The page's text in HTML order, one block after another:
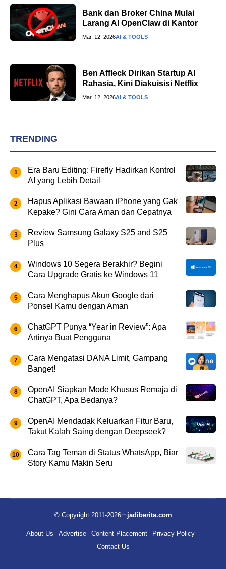
Bank dan Broker China Mulai
Larang AI OpenClaw di Kantor
Mar. 12, 2026AI & TOOLS
Ben Affleck Dirikan Startup AI
Rahasia, Kini Diakuisisi Netflix
Mar. 12, 2026AI & TOOLS
TRENDING
Era Baru Editing: Firefly Hadirkan Kontrol
AI yang Lebih Detail
Hapus Aplikasi Bawaan iPhone yang Gak
Kepake? Gini Cara Aman dan Cepatnya
Review Samsung Galaxy S25 and S25
Plus
Windows 10 Segera Berakhir? Begini
Cara Upgrade Gratis ke Windows 11
Cara Menghapus Akun Google dari
Ponsel Kamu dengan Aman
ChatGPT Punya “Year in Review”: Apa
Artinya Buat Pengguna
Cara Mengatasi DANA Limit, Gampang
Banget!
OpenAI Siapkan Mode Khusus Remaja di
ChatGPT, Apa Bedanya?
OpenAI Mendadak Keluarkan Fitur Baru,
Takut Kalah Saing dengan Deepseek?
Cara Tag Teman di Status WhatsApp, Biar
Story Kamu Makin Seru
© Copyright 2011-2026 jadiberita.com
About Us Advertise Content Placement
Privacy Policy
Contact Us